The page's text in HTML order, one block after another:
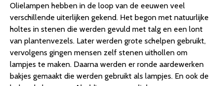
Olielampen hebben in de loop van de eeuwen veel
verschillende uiterlijken gekend. Het begon met natuurlijke
holtes in stenen die werden gevuld met talg en een lont
van plantenvezels. Later werden grote schelpen gebruikt,
vervolgens gingen mensen zelf stenen uithollen om
lampjes te maken. Daarna werden er ronde aardewerken
bakjes gemaakt die werden gebruikt als lampjes. En ook de